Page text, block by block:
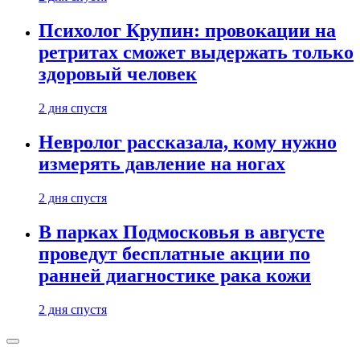
Психолог Крупин: провокации на
ретритах сможет выдержать только
здоровый человек
2 дня спустя
Невролог рассказала, кому нужно
измерять давление на ногах
2 дня спустя
В парках Подмосковья в августе
проведут бесплатные акции по
ранней диагностике рака кожи
2 дня спустя